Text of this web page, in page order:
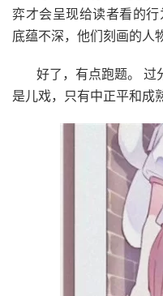
弈才会呈现给读者看的行
底蕴不深，他们刻画的人
好了，有点跑题。 过
是儿戏，只有中正平和成